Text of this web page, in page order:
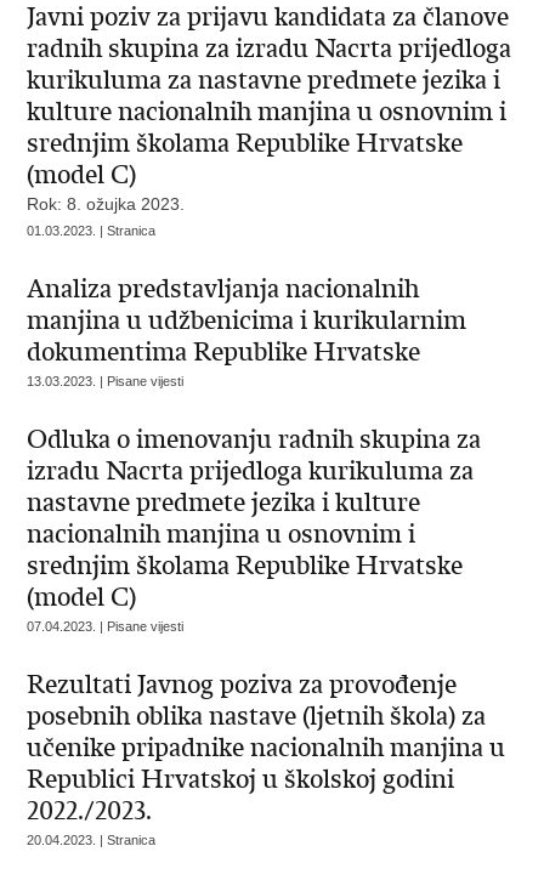
Javni poziv za prijavu kandidata za članove
radnih skupina za izradu Nacrta prijedloga
kurikuluma za nastavne predmete jezika i
kulture nacionalnih manjina u osnovnim i
srednjim školama Republike Hrvatske
(model C)
Rok: 8. ožujka 2023.
01.03.2023. | Stranica
Analiza predstavljanja nacionalnih
manjina u udžbenicima i kurikularnim
dokumentima Republike Hrvatske
13.03.2023. | Pisane vijesti
Odluka o imenovanju radnih skupina za
izradu Nacrta prijedloga kurikuluma za
nastavne predmete jezika i kulture
nacionalnih manjina u osnovnim i
srednjim školama Republike Hrvatske
(model C)
07.04.2023. | Pisane vijesti
Rezultati Javnog poziva za provođenje
posebnih oblika nastave (ljetnih škola) za
učenike pripadnike nacionalnih manjina u
Republici Hrvatskoj u školskoj godini
2022./2023.
20.04.2023. | Stranica